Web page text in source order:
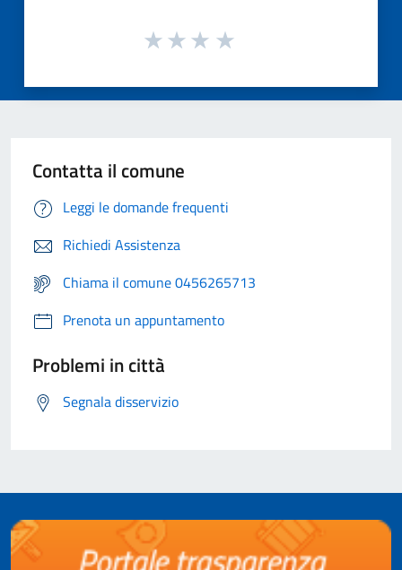
Contatta il comune
Leggi le domande frequenti
Richiedi Assistenza
Chiama il comune 0456265713
Prenota un appuntamento
Problemi in città
Segnala disservizio